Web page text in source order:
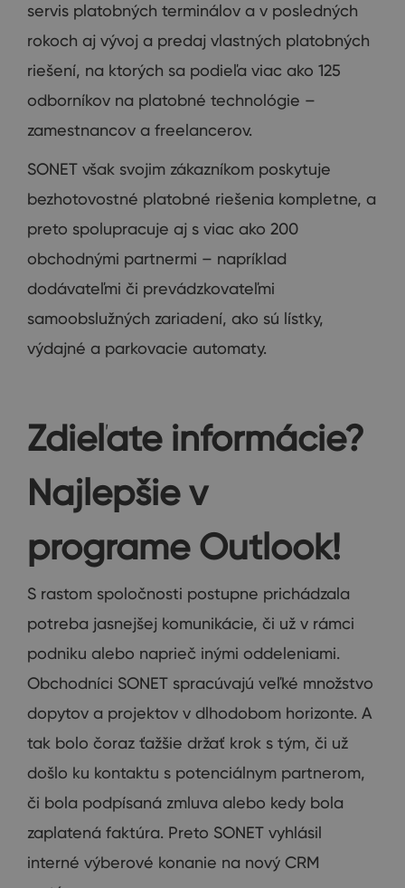
servis platobných terminálov a v posledných
rokoch aj vývoj a predaj vlastných platobných
riešení, na ktorých sa podieľa viac ako 125
odborníkov na platobné technológie –
zamestnancov a freelancerov.
SONET však svojim zákazníkom poskytuje
bezhotovostné platobné riešenia kompletne, a
preto spolupracuje aj s viac ako 200
obchodnými partnermi – napríklad
dodávateľmi či prevádzkovateľmi
samoobslužných zariadení, ako sú lístky,
výdajné a parkovacie automaty.
Zdieľate informácie?
Najlepšie v
programe Outlook!
S rastom spoločnosti postupne prichádzala
potreba jasnejšej komunikácie, či už v rámci
podniku alebo naprieč inými oddeleniami.
Obchodníci SONET spracúvajú veľké množstvo
dopytov a projektov v dlhodobom horizonte. A
tak bolo čoraz ťažšie držať krok s tým, či už
došlo ku kontaktu s potenciálnym partnerom,
či bola podpísaná zmluva alebo kedy bola
zaplatená faktúra. Preto SONET vyhlásil
interné výberové konanie na nový CRM